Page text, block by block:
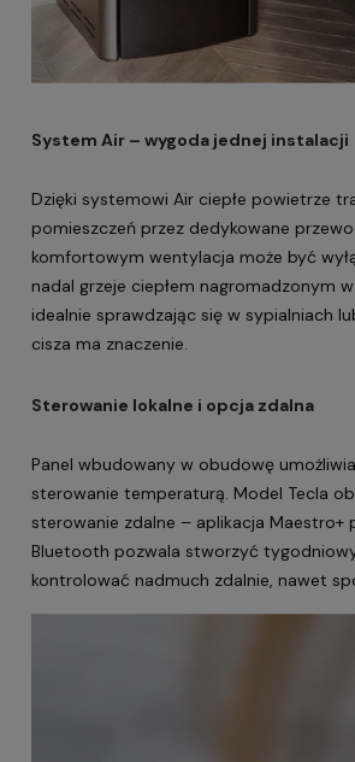
System Air – wygoda jednej instalacji
Dzięki systemowi Air ciepłe powietrze
pomieszczeń przez dedykowane
komfortowym wentylacja może być
nadal grzeje ciepłem nagromadzonym
idealnie sprawdzając się w sypialniach
cisza ma znaczenie.
Sterowanie lokalne i opcja zdalna
Panel wbudowany w obudowę
sterowanie temperaturą. Model Tecla
sterowanie zdalne – aplikacja Maestro+
Bluetooth pozwala stworzyć
kontrolować nadmuch zdalnie, nawet